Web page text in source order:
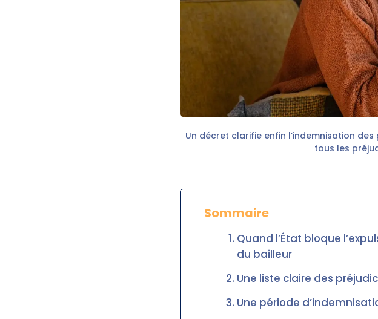
Un décret clarifie enfin l’indemnisation
tous les
Sommaire
Quand l’État bloque
du bailleur
Une liste claire des
Une période